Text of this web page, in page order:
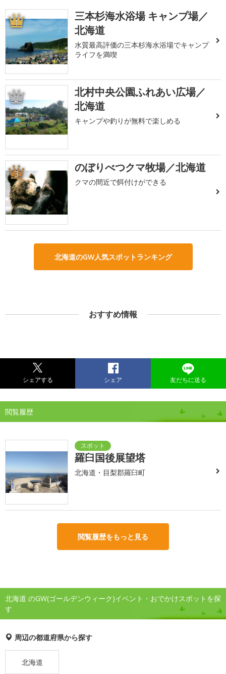
1
三本杉海水浴場 キャンプ場／
北海道
水質最高評価の三本杉海水浴場でキャンプ
ライフを満喫
2
北村中央公園ふれあい広場／
北海道
キャンプや釣りが無料で楽しめる
3 のぼりべつクマ牧場／北海道
クマの間近で餌付けができる
北海道のGW人気スポットランキング
おすすめ情報
シェアする シェア 友だちに送る
閲覧履歴
羅臼国後展望塔
北海道・目梨郡羅臼町
閲覧履歴をもっと見る
北海道 のGW(ゴールデンウィーク)イベント・おでかけスポットを探
す
周辺の都道府県から探す
北海道